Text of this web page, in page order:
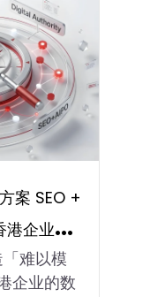
案 SEO +
港企业数
难以模
企业的数